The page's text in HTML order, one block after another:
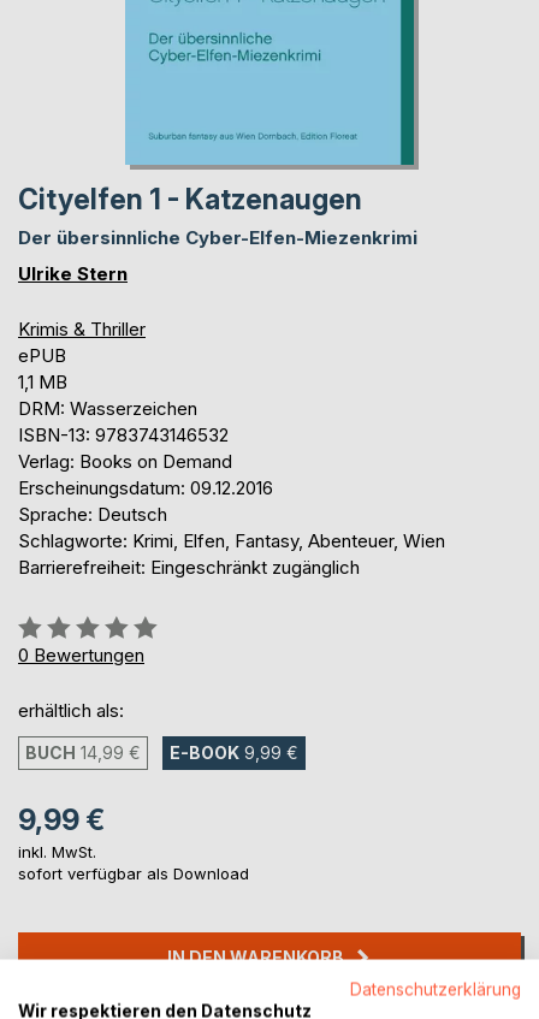
Cityelfen 1 - Katzenaugen
Der übersinnliche Cyber-Elfen-Miezenkrimi
Ulrike Stern
Krimis & Thriller
ePUB
1,1 MB
DRM: Wasserzeichen
ISBN-13: 9783743146532
Verlag: Books on Demand
Erscheinungsdatum: 09.12.2016
Sprache: Deutsch
Schlagworte: Krimi, Elfen, Fantasy, Abenteuer, Wien
Barrierefreiheit: Eingeschränkt zugänglich
Bewertung::
0%
0 Bewertungen
erhältlich als:
BUCH 14,99 € E-BOOK 9,99 €
9,99 €
inkl. MwSt.
sofort verfügbar als Download
IN DEN WARENKORB
Datenschutzerklärung
Wir respektieren den Datenschutz